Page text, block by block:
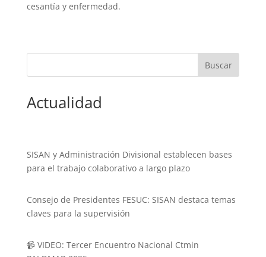
cesantía y enfermedad.
Actualidad
SISAN y Administración Divisional establecen bases
para el trabajo colaborativo a largo plazo
Consejo de Presidentes FESUC: SISAN destaca temas
claves para la supervisión
📹 VIDEO: Tercer Encuentro Nacional Ctmin